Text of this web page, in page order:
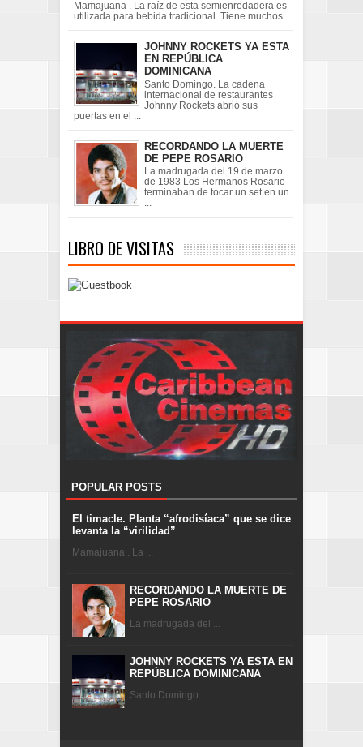
Mamajuana . La raíz de esta semienredadera es
utilizada para bebida tradicional Tiene muchos ...
JOHNNY ROCKETS YA ESTA
EN REPÚBLICA
DOMINICANA
Santo Domingo. La cadena
internacional de restaurantes
Johnny Rockets abrió sus
puertas en el ...
RECORDANDO LA MUERTE
DE PEPE ROSARIO
La madrugada del 19 de marzo
de 1983 Los Hermanos Rosario
terminaban de tocar un set en un
...
LIBRO DE VISITAS
POPULAR POSTS
El timacle. Planta “afrodisíaca” que se dice
levanta la “virilidad”
Mamajuana . La ...
RECORDANDO LA MUERTE DE
PEPE ROSARIO
La madrugada del ...
JOHNNY ROCKETS YA ESTA EN
REPÚBLICA DOMINICANA
Santo Domingo ...